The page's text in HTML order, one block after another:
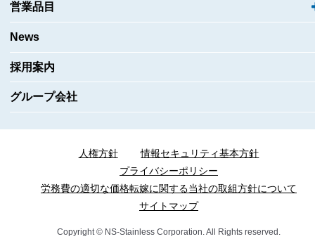
営業品目
News
採用案内
グループ会社
人権方針
情報セキュリティ基本方針
プライバシーポリシー
労務費の適切な価格転嫁に関する当社の取組方針について
サイトマップ
Copyright © NS-Stainless Corporation. All Rights reserved.